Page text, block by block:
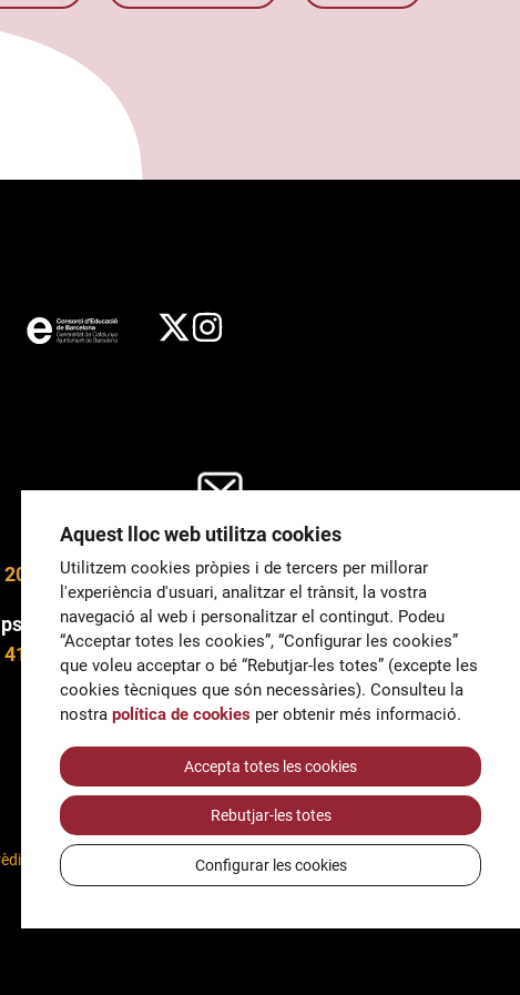
d’estudis
General
correu@escoladeltreball.org
Informació
informacio@escoladeltreball.o
rg
Aquest lloc web utilitza cookies
Utilitzem cookies pròpies i de tercers per millorar
l'experiència d'usuari, analitzar el trànsit, la vostra
navegació al web i personalitzar el contingut. Podeu
“Acceptar totes les cookies”, “Configurar les cookies”
que voleu acceptar o bé “Rebutjar-les totes” (excepte les
cookies tècniques que són necessàries). Consulteu la
nostra política de cookies per obtenir més informació.
Accepta totes les cookies
Rebutjar-les totes
Configurar les cookies